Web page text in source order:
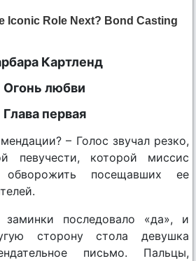
Картленд
Огонь любви
Глава первая
– Голос звучал резко,
певучести, которой миссис
посещавших ее
последовало «да», и
сторону стола девушка
письмо. Пальцы,